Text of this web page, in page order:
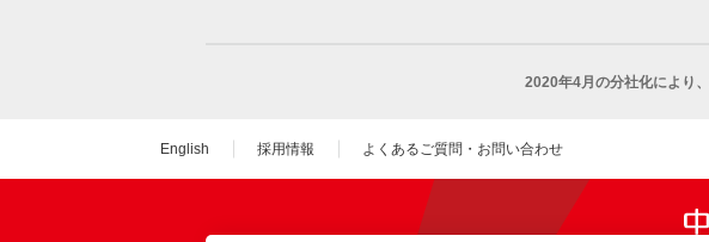
2020年4月の分社化により、
English 採用情報 よくあるご質問・お問い合わせ